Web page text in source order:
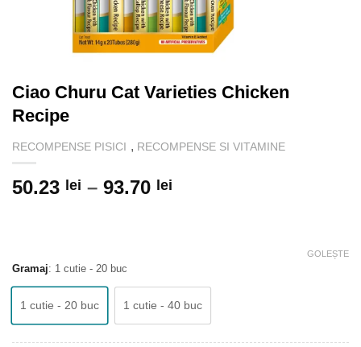
Ciao Churu Cat Varieties Chicken
Recipe
RECOMPENSE PISICI , RECOMPENSE SI VITAMINE
50.23 lei – 93.70 lei
la
93.70 lei
Gramaj: 1 cutie - 20 buc
1 cutie - 20 buc 1 cutie - 40 buc
GOLEȘTE